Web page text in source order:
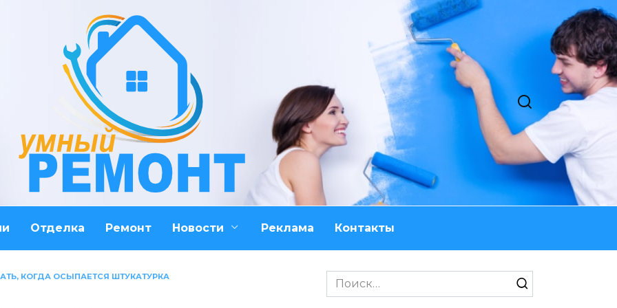
Отделка Ремонт Новости Реклама Контакты
КОГДА ОСЫПАЕТСЯ ШТУКАТУРКА
Search
for: